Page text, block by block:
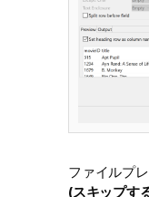
ファイルプ
(スキップす